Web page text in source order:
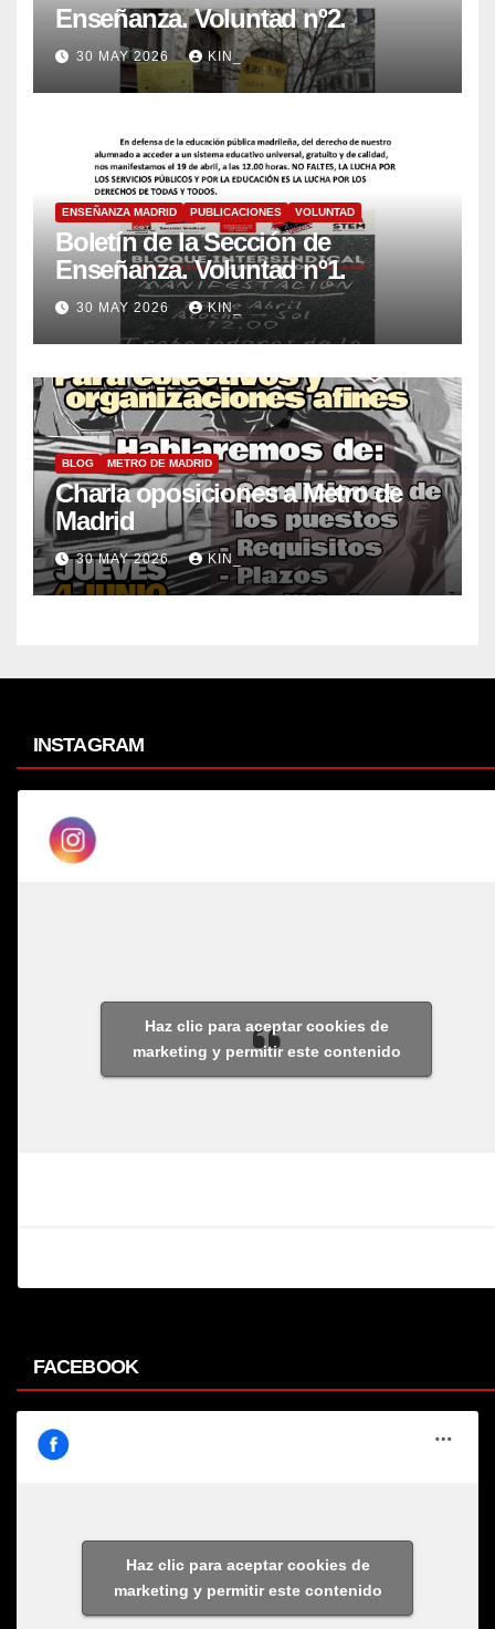
Enseñanza. Voluntad nº2.
30 MAY 2026 KIN_
ENSEÑANZA MADRID PUBLICACIONES VOLUNTAD
Boletín de la Sección de
Enseñanza. Voluntad nº1.
30 MAY 2026 KIN_
BLOG METRO DE MADRID
Charla oposiciones a Metro de
Madrid
30 MAY 2026 KIN_
INSTAGRAM
Haz clic para aceptar cookies de
marketing y permitir este contenido
FACEBOOK
Haz clic para aceptar cookies de
marketing y permitir este contenido